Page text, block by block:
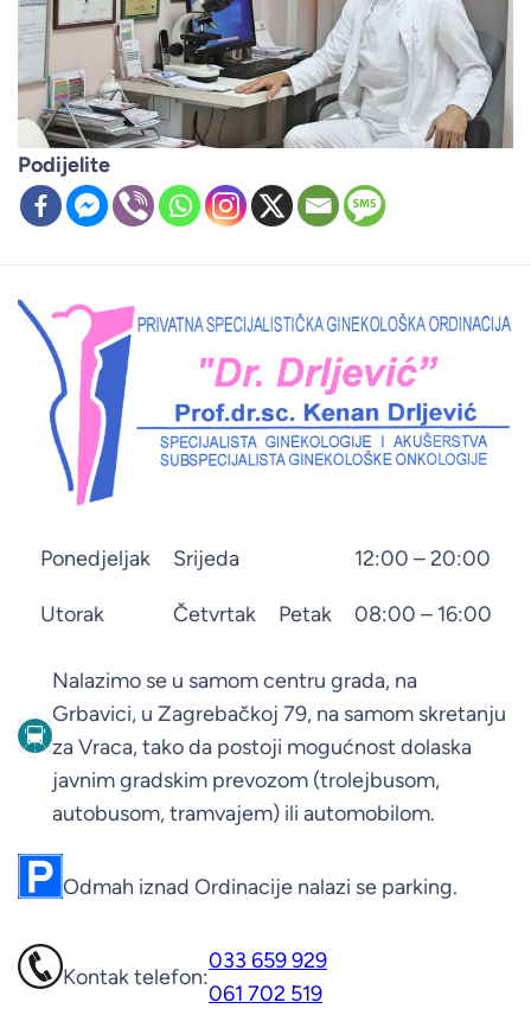
Podijelite
Ponedjeljak Srijeda 12:00 – 20:00
Utorak Četvrtak Petak 08:00 – 16:00
Nalazimo se u samom centru grada, na
Grbavici, u Zagrebačkoj 79, na samom skretanju
za Vraca, tako da postoji mogućnost dolaska
javnim gradskim prevozom (trolejbusom,
autobusom, tramvajem) ili automobilom.
Odmah iznad Ordinacije nalazi se parking.
Kontak telefon:
033 659 929
061 702 519